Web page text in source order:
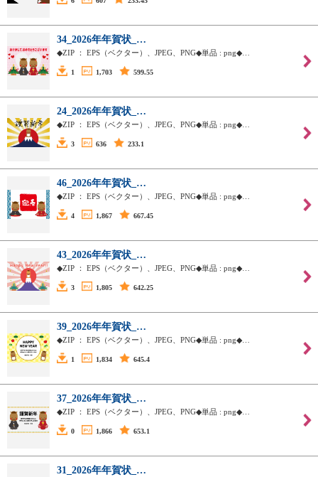
34_2026年年賀状_…
◆ZIP ： EPS（ベクター）、JPEG、PNG◆単品 : png◆…
1 1,703 599.55
24_2026年年賀状_…
◆ZIP ： EPS（ベクター）、JPEG、PNG◆単品 : png◆…
3 636 233.1
46_2026年年賀状_…
◆ZIP ： EPS（ベクター）、JPEG、PNG◆単品 : png◆…
4 1,867 667.45
43_2026年年賀状_…
◆ZIP ： EPS（ベクター）、JPEG、PNG◆単品 : png◆…
3 1,805 642.25
39_2026年年賀状_…
◆ZIP ： EPS（ベクター）、JPEG、PNG◆単品 : png◆…
1 1,834 645.4
37_2026年年賀状_…
◆ZIP ： EPS（ベクター）、JPEG、PNG◆単品 : png◆…
0 1,866 653.1
31_2026年年賀状_…